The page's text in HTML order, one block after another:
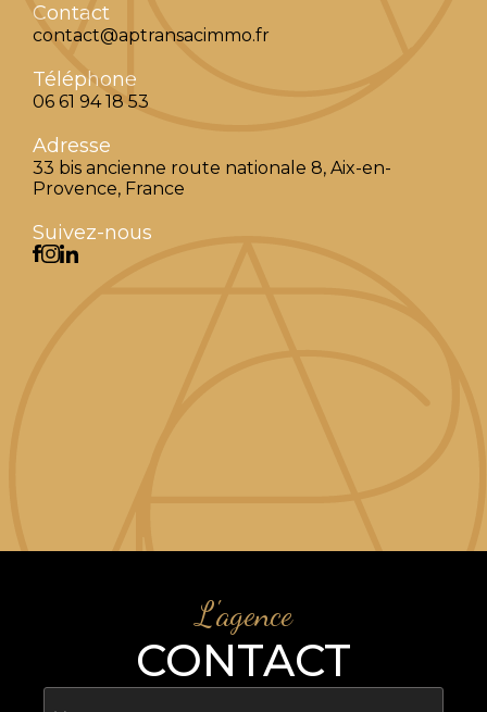
Contact
contact@aptransacimmo.fr
Téléphone
06 61 94 18 53
Adresse
33 bis ancienne route nationale 8, Aix-en-
Provence, France
Suivez-nous
L'agence
CONTACT
Nom